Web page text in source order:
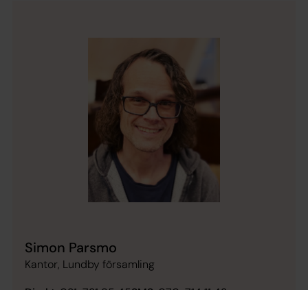
Simon Parsmo
Kantor, Lundby församling